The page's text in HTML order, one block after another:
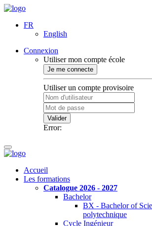
FR
English
Connexion
Utiliser mon compte école
Je me connecte
Utiliser un compte provisoire
Valider
Error:
Accueil
Les formations
Catalogue 2026 - 2027
Bachelor
BX - Bachelor of
polytechnique
Cycle Ingénieur